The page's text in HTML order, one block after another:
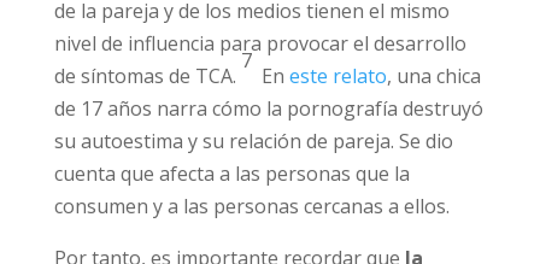
alteraciones interfieren con el bienestar de la
persona, como puedes comprobar en este
testimonio, y pueden ser perjudiciales para la
salud. Además, son factores de riesgo para el
desarrollo de TCA.
Asimismo, se ha visto que la presión por